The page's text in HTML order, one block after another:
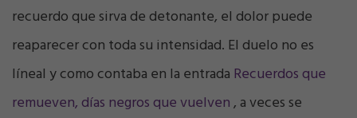
recuerdo que sirva de detonante, el dolor puede
reaparecer con toda su intensidad. El duelo no es
líneal y como contaba en la entrada Recuerdos que
remueven, días negros que vuelven, a veces se